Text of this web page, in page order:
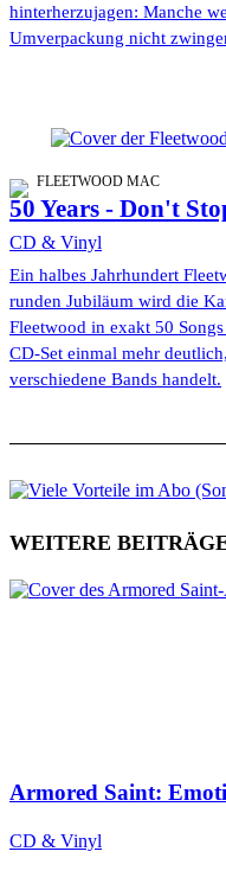
hinterherzujagen: Manche
Umverpackung nicht
FLEETWOOD MAC
50 Years - Don't
CD & Vinyl
Ein halbes Jahrhundert
runden Jubiläum wird die
Fleetwood in exakt 50
CD-Set einmal mehr
verschiedene Bands handelt.
WEITERE
Armored Saint:
CD & Vinyl